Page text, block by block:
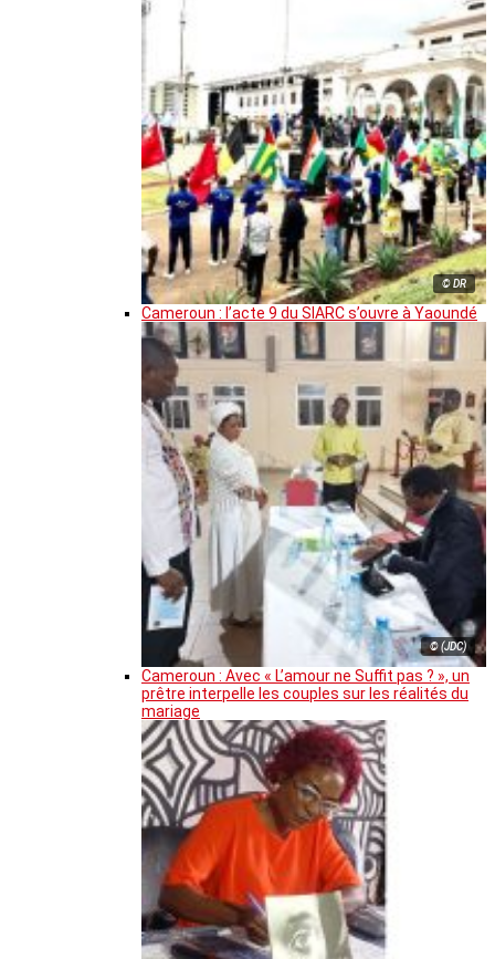
© DR
Cameroun : l’acte 9 du SIARC s’ouvre à Yaoundé
© (JDC)
Cameroun : Avec « L’amour ne Suffit pas ? », un
prêtre interpelle les couples sur les réalités du
mariage